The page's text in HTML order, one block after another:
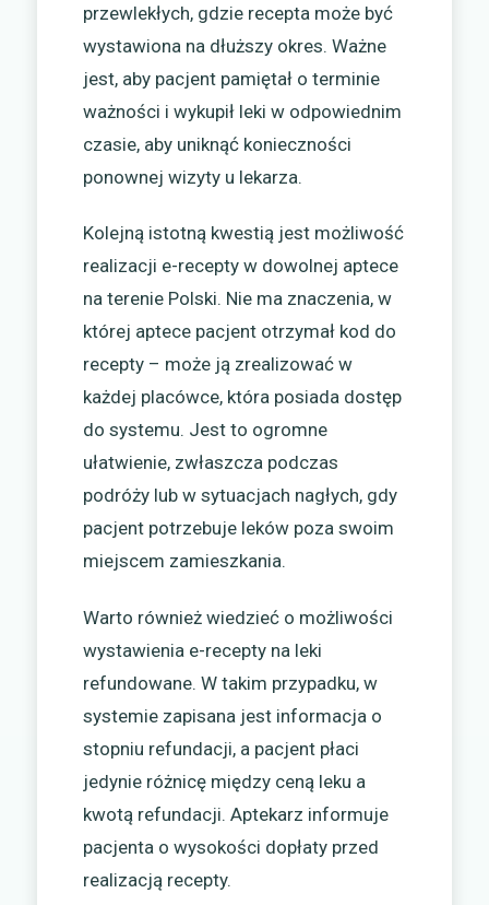
przewlekłych, gdzie recepta może być
wystawiona na dłuższy okres. Ważne
jest, aby pacjent pamiętał o terminie
ważności i wykupił leki w odpowiednim
czasie, aby uniknąć konieczności
ponownej wizyty u lekarza.
Kolejną istotną kwestią jest możliwość
realizacji e-recepty w dowolnej aptece
na terenie Polski. Nie ma znaczenia, w
której aptece pacjent otrzymał kod do
recepty – może ją zrealizować w
każdej placówce, która posiada dostęp
do systemu. Jest to ogromne
ułatwienie, zwłaszcza podczas
podróży lub w sytuacjach nagłych, gdy
pacjent potrzebuje leków poza swoim
miejscem zamieszkania.
Warto również wiedzieć o możliwości
wystawienia e-recepty na leki
refundowane. W takim przypadku, w
systemie zapisana jest informacja o
stopniu refundacji, a pacjent płaci
jedynie różnicę między ceną leku a
kwotą refundacji. Aptekarz informuje
pacjenta o wysokości dopłaty przed
realizacją recepty.